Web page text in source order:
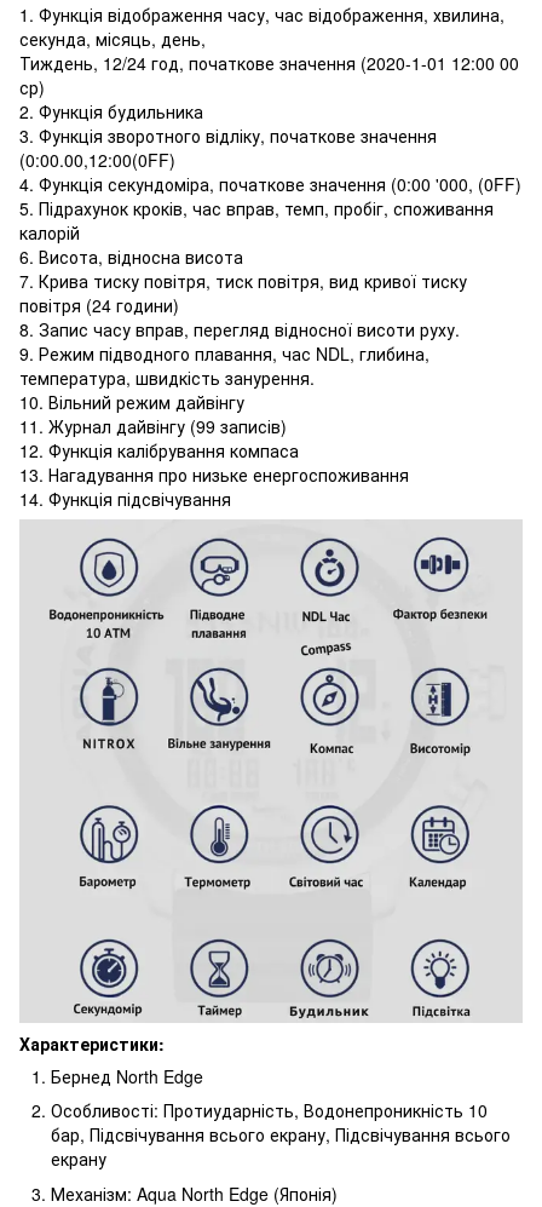
1. Функція відображення часу, час відображення, хвилина,
секунда, місяць, день,
Тиждень, 12/24 год, початкове значення (2020-1-01 12:00 00
ср)
2. Функція будильника
3. Функція зворотного відліку, початкове значення
(0:00.00,12:00(0FF)
4. Функція секундоміра, початкове значення (0:00 '000, (0FF)
5. Підрахунок кроків, час вправ, темп, пробіг, споживання
калорій
6. Висота, відносна висота
7. Крива тиску повітря, тиск повітря, вид кривої тиску
повітря (24 години)
8. Запис часу вправ, перегляд відносної висоти руху.
9. Режим підводного плавання, час NDL, глибина,
температура, швидкість занурення.
10. Вільний режим дайвінгу
11. Журнал дайвінгу (99 записів)
12. Функція калібрування компаса
13. Нагадування про низьке енергоспоживання
14. Функція підсвічування
Характеристики:
Бернед North Edge
Особливості: Протиударність, Водонепроникність 10
бар, Підсвічування всього екрану, Підсвічування всього
екрану
Механізм: Aqua North Edge (Японія)